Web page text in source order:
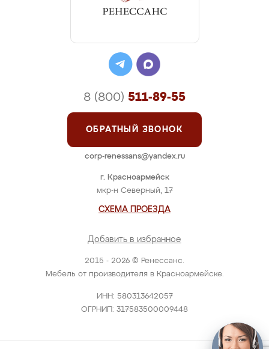
2015 - 2026 © Ренессанс.
Мебель от производителя в Красноармейске.
ИНН: 580313642057
ОГРНИП: 317583500009448
г. Красноармейск
мкр-н Северный, 17
СХЕМА ПРОЕЗДА
Добавить в избранное
8 (800) 511-89-55
ОБРАТНЫЙ ЗВОНОК
corp-renessans@yandex.ru